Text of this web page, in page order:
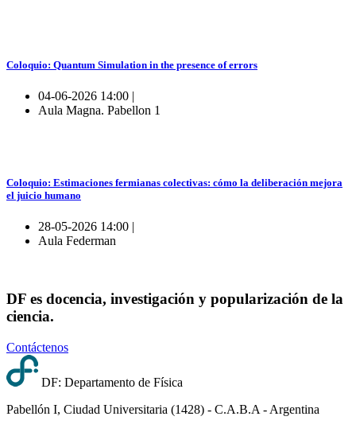
Coloquio: Quantum Simulation in the presence of errors
04-06-2026 14:00 |
Aula Magna. Pabellon 1
Coloquio: Estimaciones fermianas colectivas: cómo la deliberación mejora
el juicio humano
28-05-2026 14:00 |
Aula Federman
DF es docencia, investigación y popularización de la
ciencia.
Contáctenos
DF: Departamento de Física
Pabellón I, Ciudad Universitaria (1428) - C.A.B.A - Argentina